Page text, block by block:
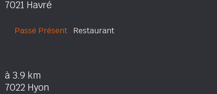
7021 Havré
Passé Présent Restaurant
à 3.9 km
7022 Hyon